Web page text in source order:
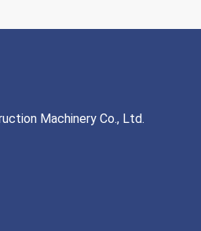
Machinery Co., Ltd.